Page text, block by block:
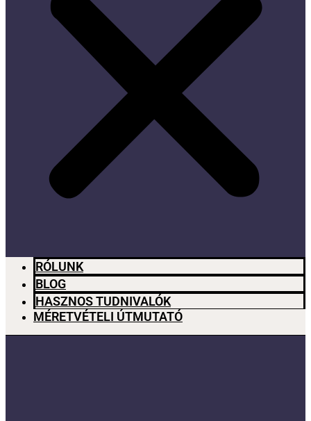
RÓLUNK
BLOG
HASZNOS TUDNIVALÓK
MÉRETVÉTELI ÚTMUTATÓ